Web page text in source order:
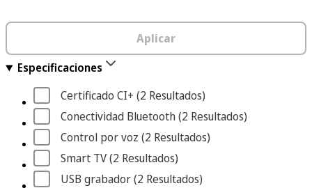
Aplicar
Especificaciones
Certificado CI+ (2 Resultados)
Conectividad Bluetooth (2 Resultados)
Control por voz (2 Resultados)
Smart TV (2 Resultados)
USB grabador (2 Resultados)